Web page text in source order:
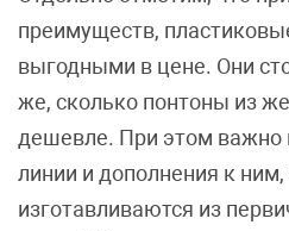
преимуществ,
выгодными в цене. Они
же, сколько понтоны из
дешевле. При этом важно
линии и дополнения к
изготавливаются из